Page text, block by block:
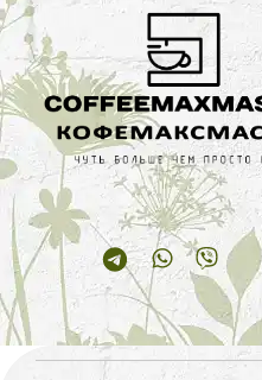
TelegramWhatsapp
Viber